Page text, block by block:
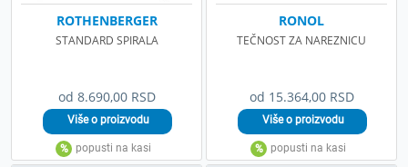
od 8.690,00 RSD
ROTHENBERGER
STANDARD SPIRALA
od 15.364,00 RSD
RONOL
TEČNOST ZA NAREZNICU